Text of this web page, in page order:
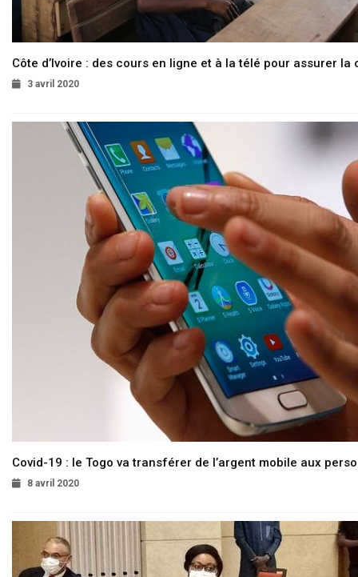
Côte d’Ivoire : des cours en ligne et à la télé pour assurer la
3 avril 2020
Covid-19 : le Togo va transférer de l’argent mobile aux
8 avril 2020